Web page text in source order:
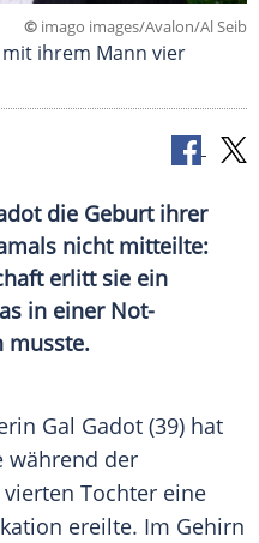
© imago images/Avalon/Al Seib
ihrem Mann vier
die Geburt ihrer
nicht mitteilte:
erlitt sie ein
in einer Not-
musste.
Gal Gadot (39) hat
während der
Tochter eine
ereilte. Im Gehirn